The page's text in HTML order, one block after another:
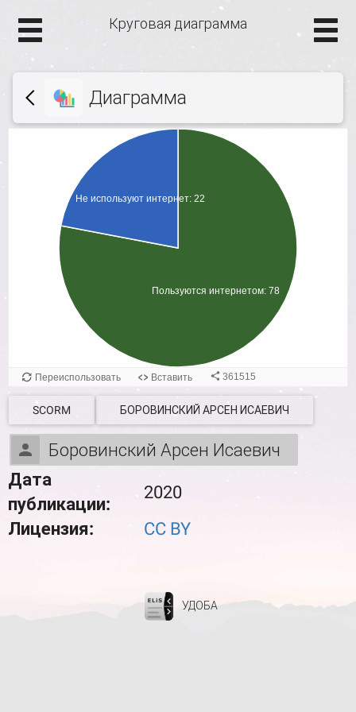
Круговая диаграмма
Диаграмма
SCORM БОРОВИНСКИЙ АРСЕН ИСАЕВИЧ
Боровинский Арсен Исаевич
Дата
публикации:
2020
Лицензия:
CC BY
УДОБА